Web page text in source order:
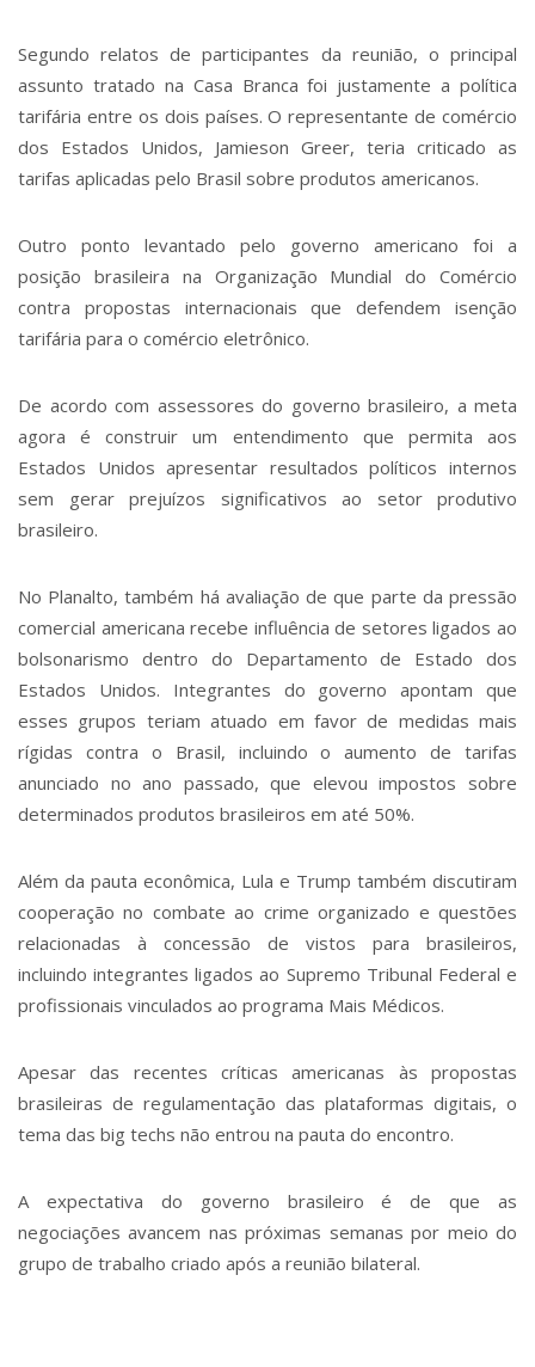
Segundo relatos de participantes da reunião, o principal
assunto tratado na Casa Branca foi justamente a política
tarifária entre os dois países. O representante de comércio
dos Estados Unidos, Jamieson Greer, teria criticado as
tarifas aplicadas pelo Brasil sobre produtos americanos.
Outro ponto levantado pelo governo americano foi a
posição brasileira na Organização Mundial do Comércio
contra propostas internacionais que defendem isenção
tarifária para o comércio eletrônico.
De acordo com assessores do governo brasileiro, a meta
agora é construir um entendimento que permita aos
Estados Unidos apresentar resultados políticos internos
sem gerar prejuízos significativos ao setor produtivo
brasileiro.
No Planalto, também há avaliação de que parte da pressão
comercial americana recebe influência de setores ligados ao
bolsonarismo dentro do Departamento de Estado dos
Estados Unidos. Integrantes do governo apontam que
esses grupos teriam atuado em favor de medidas mais
rígidas contra o Brasil, incluindo o aumento de tarifas
anunciado no ano passado, que elevou impostos sobre
determinados produtos brasileiros em até 50%.
Além da pauta econômica, Lula e Trump também discutiram
cooperação no combate ao crime organizado e questões
relacionadas à concessão de vistos para brasileiros,
incluindo integrantes ligados ao Supremo Tribunal Federal e
profissionais vinculados ao programa Mais Médicos.
Apesar das recentes críticas americanas às propostas
brasileiras de regulamentação das plataformas digitais, o
tema das big techs não entrou na pauta do encontro.
A expectativa do governo brasileiro é de que as
negociações avancem nas próximas semanas por meio do
grupo de trabalho criado após a reunião bilateral.